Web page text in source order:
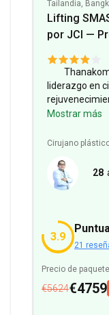
Tailandia,
Lifting
por JCI —
Cirujano
28
liderazgo en
Cosmetic
Servicios
consulta por
incluidos en
el hospital.
Mostrar más
3.9
21
Precio de paquete
€5624€4759